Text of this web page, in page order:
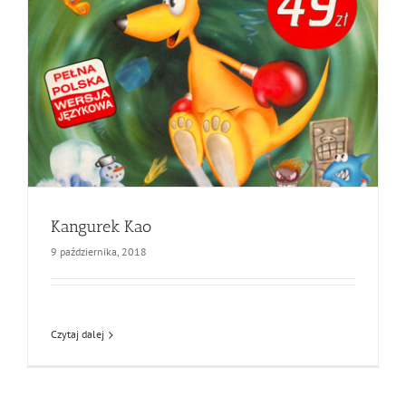
Kangurek Kao
9 października, 2018
Czytaj dalej